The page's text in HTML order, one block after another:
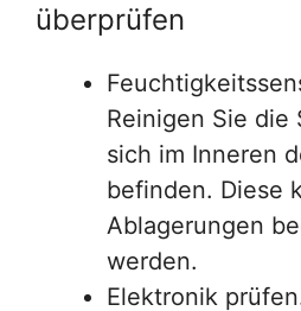
überprüfen
Reinigen Sie die
sich im Inneren
befinden. Diese
Ablagerungen
werden.
Elektronik